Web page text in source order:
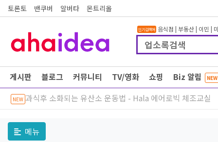
토론토 밴쿠버 알버타 몬트리올
인기검색어 음식점 | 부동산| 이민 |
게시판 블로그 커뮤니티 TV/영화 쇼핑 Biz 알림 NEW
NEW 과식후 소화되는 유산소 운동법 - Hala 에어로빅 체조교실
메뉴